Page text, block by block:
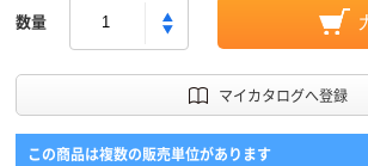
数量
マイカタログへ登録
この商品は複数の販売単位があります